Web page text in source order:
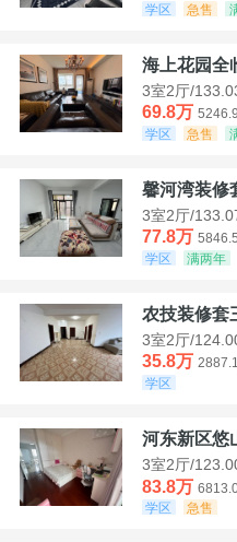
学区
急售
3室2厅/
69.8万
学区
急售
馨河湾装修
3室2厅/
77.8万
学区
满两年
农技装修套
3室2厅/
35.8万
学区
3室2厅/
83.8万
学区
急售